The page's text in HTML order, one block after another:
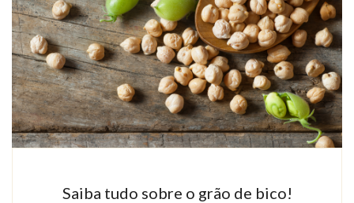
Saiba tudo sobre o grão de bico!